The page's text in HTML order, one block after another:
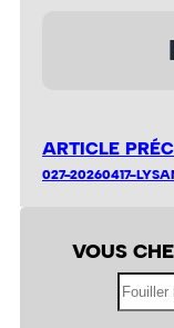
ARTICLE
027-20260417-
VOUS